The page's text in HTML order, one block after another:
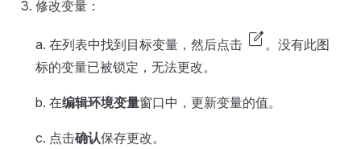
修改变量：
a. 在列表中找到目标变量，然后点击 edit_square 。没有此图
标的变量已被锁定，无法更改。
b. 在编辑环境变量窗口中，更新变量的值。
c. 点击确认保存更改。